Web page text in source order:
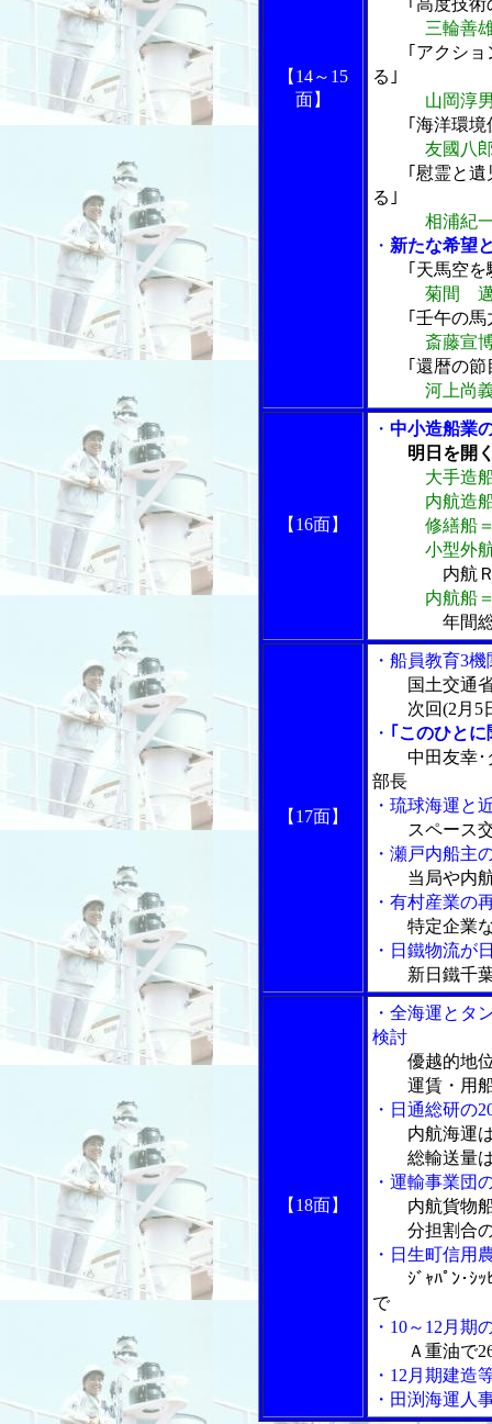
【14～15
面】
三輪善
｢アクシ
る｣
山岡淳
｢海洋環
友國八
｢慰霊と
る｣
相浦紀
・ 新たな希望
｢天馬空
菊間 邁
｢壬午の
斎藤宣
｢還暦の
河上尚
【16面】
・ 中小造船業
明日を開
大手造
内航造船＝
修繕船＝修
小型外航船
内航
内航船
年間
【17面】
・船員教育3
国土交通
次回(2月5日
・ ｢このひとに
中田友幸
部長
・琉球海運と
スペース
・瀬戸内船主
当局や内
・有村産業の
特定企業
・日鐵物流が
新日鐵千
【18面】
・全海運とタ
検討
優越的地
運賃・用船
・日通総研の
内航海運
総輸送量は
・運輸事業団
内航貨物
分担割合の
・日生町信用
ｼﾞｬﾊﾟﾝ･ｼ
で
・10～12月期
Ａ重油で
・12月期建造
・田渕海運人